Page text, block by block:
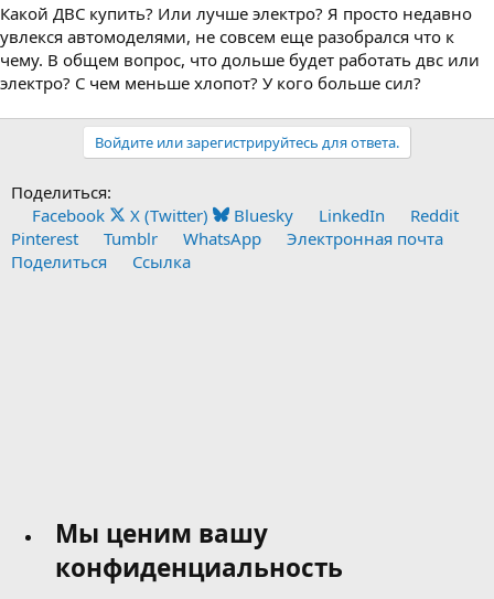
Какой ДВС купить? Или лучше электро? Я просто недавно
увлекся автомоделями, не совсем еще разобрался что к
чему. В общем вопрос, что дольше будет работать двс или
электро? С чем меньше хлопот? У кого больше сил?
Войдите или зарегистрируйтесь для ответа.
Поделиться:
Facebook
X (Twitter) Bluesky LinkedIn
Reddit
Pinterest
Tumblr WhatsApp
Электронная почта
Поделиться
Ссылка
Мы ценим вашу
конфиденциальность